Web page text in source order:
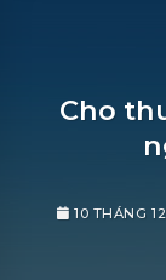
Cho
10 THÁNG